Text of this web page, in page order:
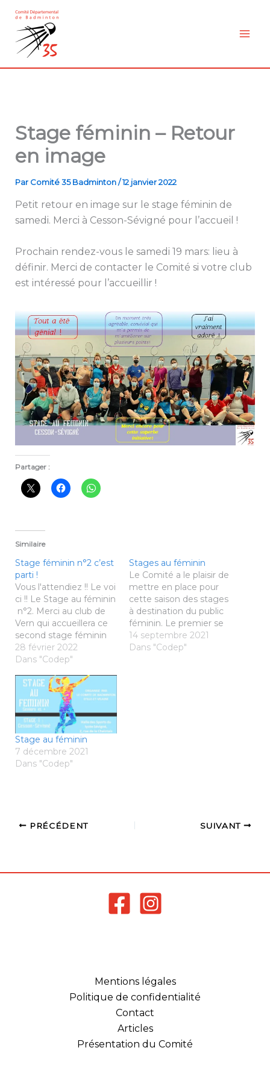
contenu
Stage féminin – Retour
en image
Par Comité 35 Badminton/12 janvier 2022
Petit retour en image sur le stage féminin de
samedi. Merci à Cesson-Sévigné pour l’accueil !
Prochain rendez-vous le samedi 19 mars: lieu à
définir. Merci de contacter le Comité si votre club
est intéressé pour l’accueillir !
Partager :
Similaire
Stage féminin n°2 c’est
parti !
Vous l'attendiez !! Le voi
ci !! Le Stage au féminin
n°2. Merci au club de
Vern qui accueillera ce
second stage féminin
Il se déroulera le samedi
19 mars de 9h30 à 16h3
contact@badminton35.f
r Toutes les infos ICI
28 février 2022
Dans "Codep"
Stages au féminin
Le Comité a le plaisir de
mettre en place pour
cette saison des stages
à destination du public
féminin. Le premier se
déroulera à Cesson-
Sévigné le samedi 8
14 septembre 2021
Dans "Codep"
Stage au féminin
7 décembre 2021
Dans "Codep"
PRÉCÉDENT SUIVANT
Mentions légales
Politique de confidentialité
Contact
Articles
Présentation du Comité